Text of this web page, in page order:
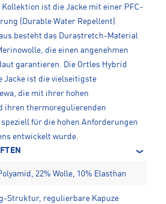
Kollektion ist die Jacke mit einer PFC-
(Durable Water Repellent)
besteht das Durastretch-Material
die einen angenehmen
garantieren. Die Ortles Hybrid
Jacke ist die vielseitigste
die mit ihrer hohen
ihren thermoregulierenden
für die hohen Anforderungen
entwickelt wurde.
22% Wolle, 10% Elasthan
Struktur, regulierbare Kapuze